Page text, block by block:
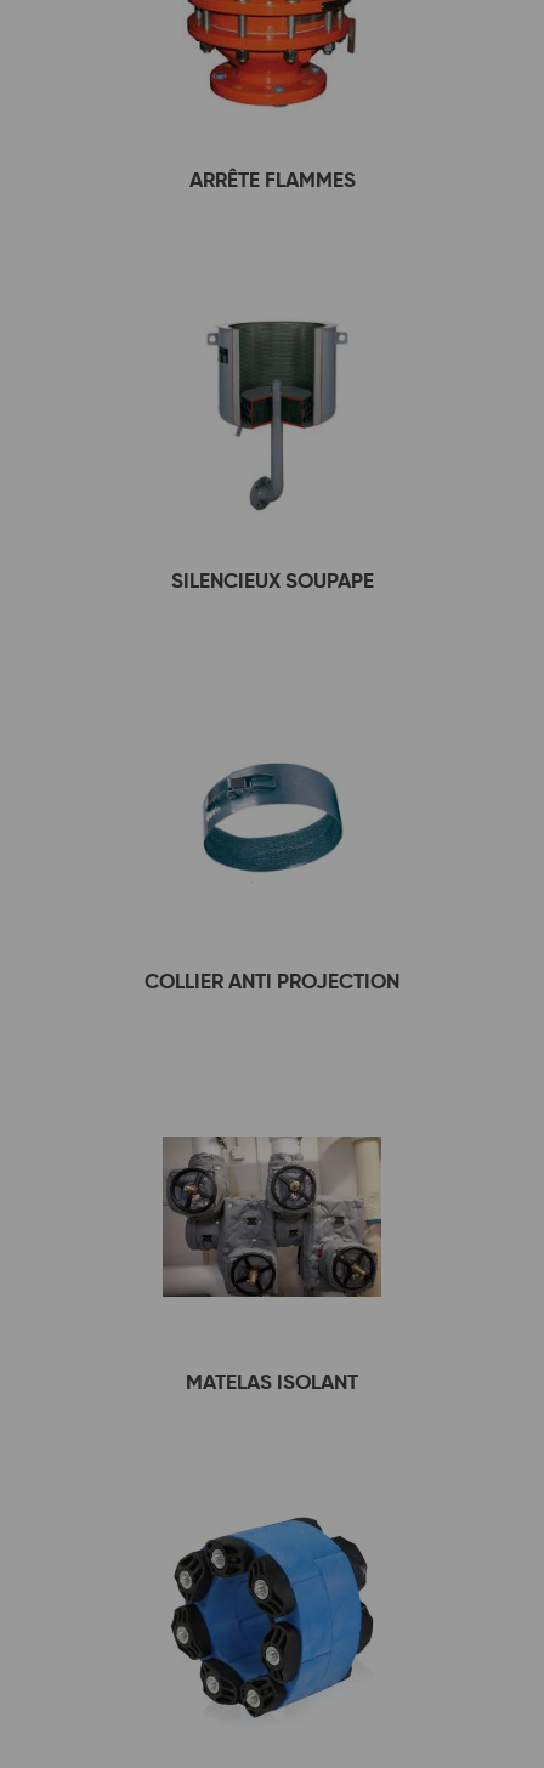
ARRÊTE FLAMMES
SILENCIEUX SOUPAPE
COLLIER ANTI PROJECTION
MATELAS ISOLANT